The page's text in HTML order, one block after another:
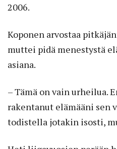
2006.
Koponen arvostaa
muttei pidä menestystä
asiana.
– Tämä on vain urheilua.
rakentanut elämääni sen
todistella jotakin isosti,